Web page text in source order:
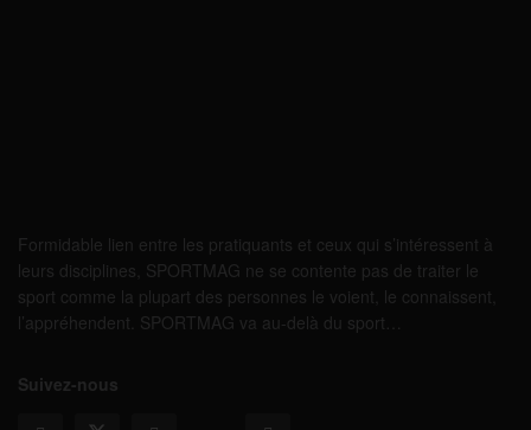
Formidable lien entre les pratiquants et ceux qui s’intéressent à
leurs disciplines, SPORTMAG ne se contente pas de traiter le
sport comme la plupart des personnes le voient, le connaissent,
l’appréhendent. SPORTMAG va au-delà du sport…
Suivez-nous